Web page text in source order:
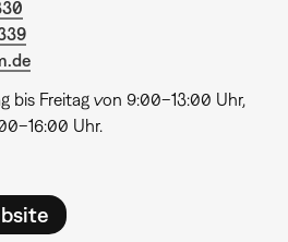
bis Freitag von 9:00–13:00 Uhr,
Uhr.